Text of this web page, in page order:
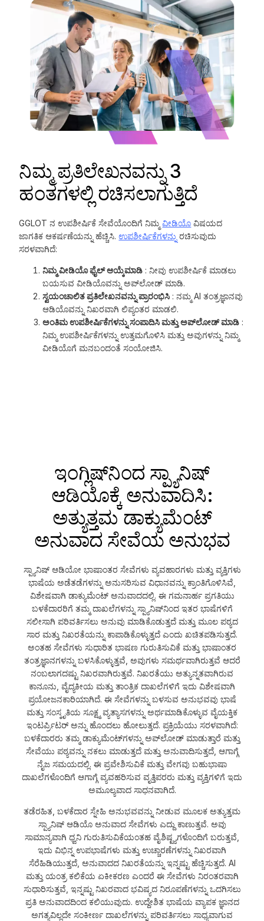
ನಿಮ್ಮ ಪ್ರತಿಲೇಖನವನ್ನು 3
ಹಂತಗಳಲ್ಲಿ ರಚಿಸಲಾಗುತ್ತಿದೆ
GGLOT ನ ಉಪಶೀರ್ಷಿಕೆ ಸೇವೆಯೊಂದಿಗೆ ನಿಮ್ಮವೀಡಿಯೊ ವಿಷಯದ
ಜಾಗತಿಕ ಆಕರ್ಷಣೆಯನ್ನು ಹೆಚ್ಚಿಸಿ.ಉಪಶೀರ್ಷಿಕೆಗಳನ್ನು ರಚಿಸುವುದು
ಸರಳವಾಗಿದೆ:
ನಿಮ್ಮ ವೀಡಿಯೊ ಫೈಲ್ ಆಯ್ಕೆಮಾಡಿ : ನೀವು ಉಪಶೀರ್ಷಿಕೆ ಮಾಡಲು
ಬಯಸುವ ವೀಡಿಯೊವನ್ನು ಅಪ್‌ಲೋಡ್ ಮಾಡಿ.
ಸ್ವಯಂಚಾಲಿತ ಪ್ರತಿಲೇಖನವನ್ನು ಪ್ರಾರಂಭಿಸಿ : ನಮ್ಮ AI ತಂತ್ರಜ್ಞಾನವು
ಆಡಿಯೊವನ್ನು ನಿಖರವಾಗಿ ಲಿಪ್ಯಂತರ ಮಾಡಲಿ.
ಅಂತಿಮ ಉಪಶೀರ್ಷಿಕೆಗಳನ್ನು ಸಂಪಾದಿಸಿ ಮತ್ತು ಅಪ್‌ಲೋಡ್ ಮಾಡಿ :
ನಿಮ್ಮ ಉಪಶೀರ್ಷಿಕೆಗಳನ್ನು ಉತ್ತಮಗೊಳಿಸಿ ಮತ್ತು ಅವುಗಳನ್ನು ನಿಮ್ಮ
ವೀಡಿಯೊಗೆ ಮನಬಂದಂತೆ ಸಂಯೋಜಿಸಿ.
ಇಂಗ್ಲಿಷ್‌ನಿಂದ ಸ್ಪ್ಯಾನಿಷ್
ಆಡಿಯೊಕ್ಕೆ ಅನುವಾದಿಸಿ:
ಅತ್ಯುತ್ತಮ ಡಾಕ್ಯುಮೆಂಟ್
ಅನುವಾದ ಸೇವೆಯ ಅನುಭವ
ಸ್ಪ್ಯಾನಿಷ್ ಆಡಿಯೋ ಭಾಷಾಂತರ ಸೇವೆಗಳು ವ್ಯವಹಾರಗಳು ಮತ್ತು ವ್ಯಕ್ತಿಗಳು
ಭಾಷೆಯ ಅಡೆತಡೆಗಳನ್ನು ಅನುಸರಿಸುವ ವಿಧಾನವನ್ನು ಕ್ರಾಂತಿಗೊಳಿಸಿವೆ,
ವಿಶೇಷವಾಗಿ ಡಾಕ್ಯುಮೆಂಟ್ ಅನುವಾದದಲ್ಲಿ. ಈ ಗಮನಾರ್ಹ ಪ್ರಗತಿಯು
ಬಳಕೆದಾರರಿಗೆ ತಮ್ಮ ದಾಖಲೆಗಳನ್ನು ಸ್ಪ್ಯಾನಿಷ್‌ನಿಂದ ಇತರ ಭಾಷೆಗಳಿಗೆ
ಸಲೀಸಾಗಿ ಪರಿವರ್ತಿಸಲು ಅನುವು ಮಾಡಿಕೊಡುತ್ತದೆ ಮತ್ತು ಮೂಲ ಪಠ್ಯದ
ಸಾರ ಮತ್ತು ನಿಖರತೆಯನ್ನು ಕಾಪಾಡಿಕೊಳ್ಳುತ್ತದೆ ಎಂದು ಖಚಿತಪಡಿಸುತ್ತದೆ.
ಅಂತಹ ಸೇವೆಗಳು ಸುಧಾರಿತ ಭಾಷಣ ಗುರುತಿಸುವಿಕೆ ಮತ್ತು ಭಾಷಾಂತರ
ತಂತ್ರಜ್ಞಾನಗಳನ್ನು ಬಳಸಿಕೊಳ್ಳುತ್ತವೆ, ಅವುಗಳು ಸಮರ್ಥವಾಗಿರುತ್ತವೆ ಆದರೆ
ನಂಬಲಾಗದಷ್ಟು ನಿಖರವಾಗಿರುತ್ತವೆ. ನಿಖರತೆಯು ಅತ್ಯುನ್ನತವಾಗಿರುವ
ಕಾನೂನು, ವೈದ್ಯಕೀಯ ಮತ್ತು ತಾಂತ್ರಿಕ ದಾಖಲೆಗಳಿಗೆ ಇದು ವಿಶೇಷವಾಗಿ
ಪ್ರಯೋಜನಕಾರಿಯಾಗಿದೆ. ಈ ಸೇವೆಗಳನ್ನು ಬಳಸುವ ಅನುಭವವು ಭಾಷೆ
ಮತ್ತು ಸಂಸ್ಕೃತಿಯ ಸೂಕ್ಷ್ಮ ವ್ಯತ್ಯಾಸಗಳನ್ನು ಅರ್ಥಮಾಡಿಕೊಳ್ಳುವ ವೈಯಕ್ತಿಕ
ಇಂಟರ್ಪ್ರಿಟರ್ ಅನ್ನು ಹೊಂದಲು ಹೋಲುತ್ತದೆ. ಪ್ರಕ್ರಿಯೆಯು ಸರಳವಾಗಿದೆ:
ಬಳಕೆದಾರರು ತಮ್ಮ ಡಾಕ್ಯುಮೆಂಟ್‌ಗಳನ್ನು ಅಪ್‌ಲೋಡ್ ಮಾಡುತ್ತಾರೆ ಮತ್ತು
ಸೇವೆಯು ಪಠ್ಯವನ್ನು ನಕಲು ಮಾಡುತ್ತದೆ ಮತ್ತು ಅನುವಾದಿಸುತ್ತದೆ, ಆಗಾಗ್ಗೆ
ನೈಜ ಸಮಯದಲ್ಲಿ. ಈ ಪ್ರವೇಶಿಸುವಿಕೆ ಮತ್ತು ವೇಗವು ಬಹುಭಾಷಾ
ದಾಖಲೆಗಳೊಂದಿಗೆ ಆಗಾಗ್ಗೆ ವ್ಯವಹರಿಸುವ ವೃತ್ತಿಪರರು ಮತ್ತು ವ್ಯಕ್ತಿಗಳಿಗೆ ಇದು
ಅಮೂಲ್ಯವಾದ ಸಾಧನವಾಗಿದೆ.
ತಡೆರಹಿತ, ಬಳಕೆದಾರ ಸ್ನೇಹಿ ಅನುಭವವನ್ನು ನೀಡುವ ಮೂಲಕ ಅತ್ಯುತ್ತಮ
ಸ್ಪ್ಯಾನಿಷ್ ಆಡಿಯೊ ಅನುವಾದ ಸೇವೆಗಳು ಎದ್ದು ಕಾಣುತ್ತವೆ. ಅವು
ಸಾಮಾನ್ಯವಾಗಿ ಧ್ವನಿ ಗುರುತಿಸುವಿಕೆಯಂತಹ ವೈಶಿಷ್ಟ್ಯಗಳೊಂದಿಗೆ ಬರುತ್ತವೆ,
ಇದು ವಿಭಿನ್ನ ಉಪಭಾಷೆಗಳು ಮತ್ತು ಉಚ್ಚಾರಣೆಗಳನ್ನು ನಿಖರವಾಗಿ
ಸೆರೆಹಿಡಿಯುತ್ತದೆ, ಅನುವಾದದ ನಿಖರತೆಯನ್ನು ಇನ್ನಷ್ಟು ಹೆಚ್ಚಿಸುತ್ತದೆ. AI
ಮತ್ತು ಯಂತ್ರ ಕಲಿಕೆಯ ಏಕೀಕರಣ ಎಂದರೆ ಈ ಸೇವೆಗಳು ನಿರಂತರವಾಗಿ
ಸುಧಾರಿಸುತ್ತವೆ, ಇನ್ನಷ್ಟು ನಿಖರವಾದ ಭವಿಷ್ಯದ ನಿರೂಪಣೆಗಳನ್ನು ಒದಗಿಸಲು
ಪ್ರತಿ ಅನುವಾದದಿಂದ ಕಲಿಯುವುದು. ಉದ್ದೇಶಿತ ಭಾಷೆಯ ವ್ಯಾಪಕ ಜ್ಞಾನದ
ಅಗತ್ಯವಿಲ್ಲದೇ ಸಂಕೀರ್ಣ ದಾಖಲೆಗಳನ್ನು ಪರಿವರ್ತಿಸಲು ಸಾಧ್ಯವಾಗುವ